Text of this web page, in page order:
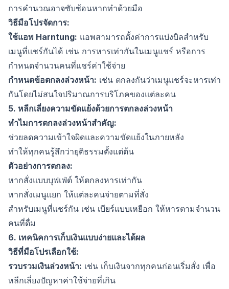
การคำนวณอาจซับซ้อนหากทำด้วยมือ
วิธีมือโปรจัดการ:
ใช้แอพ Harntung: แอพสามารถตั้งค่าการแบ่งบิลสำหรับ
เมนูที่แชร์กันได้ เช่น การหารเท่ากันในเมนูแชร์ หรือการ
กำหนดจำนวนคนที่แชร์ค่าใช้จ่าย
กำหนดข้อตกลงล่วงหน้า: เช่น ตกลงกันว่าเมนูแชร์จะหารเท่า
กันโดยไม่สนใจปริมาณการบริโภคของแต่ละคน
5. หลีกเลี่ยงความขัดแย้งด้วยการตกลงล่วงหน้า
ทำไมการตกลงล่วงหน้าสำคัญ:
ช่วยลดความเข้าใจผิดและความขัดแย้งในภายหลัง
ทำให้ทุกคนรู้สึกว่ายุติธรรมตั้งแต่ต้น
ตัวอย่างการตกลง:
หากสั่งแบบบุฟเฟ่ต์ ให้ตกลงหารเท่ากัน
หากสั่งเมนูแยก ให้แต่ละคนจ่ายตามที่สั่ง
สำหรับเมนูที่แชร์กัน เช่น เบียร์แบบเหยือก ให้หารตามจำนวน
คนที่ดื่ม
6. เทคนิคการเก็บเงินแบบง่ายและได้ผล
วิธีที่มือโปรเลือกใช้:
รวบรวมเงินล่วงหน้า: เช่น เก็บเงินจากทุกคนก่อนเริ่มสั่ง เพื่อ
หลีกเลี่ยงปัญหาค่าใช้จ่ายที่เกิน